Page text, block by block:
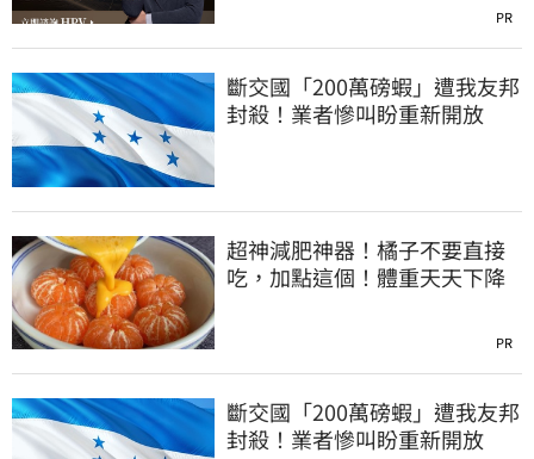
PR
斷交國「200萬磅蝦」遭我友邦
封殺！業者慘叫盼重新開放
超神減肥神器！橘子不要直接
吃，加點這個！體重天天下降
PR
斷交國「200萬磅蝦」遭我友邦
封殺！業者慘叫盼重新開放